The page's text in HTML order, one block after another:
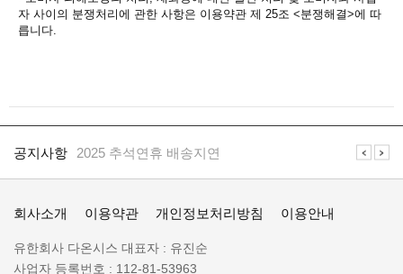
자 사이의 분쟁처리에 관한 사항은 이용약관 제 25조 <분쟁해결>에 따
릅니다.
지
공지사항 2025 추석연휴 배송지연
공지사항 일렉프로는 수배전반 전기자재 전문 쇼핑몰 입니다
렉
로
정
회사소개 이용약관 개인정보처리방침 이용안내
회
사
유한회사 다온시스 대표자 : 유진순
사업자 등록번호 : 112-81-53963